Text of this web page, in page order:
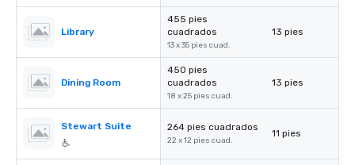
Library
455 pies
cuadrados
13 x 35 pies cuad.
13 pies
Dining Room
450 pies
cuadrados
18 x 25 pies cuad.
13 pies
Stewart Suite 264 pies cuadrados
22 x 12 pies cuad.
11 pies